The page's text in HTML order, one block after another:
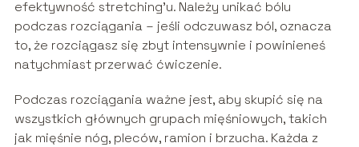
efektywność stretching’u. Należy unikać bólu
podczas rozciągania – jeśli odczuwasz ból, oznacza
to, że rozciągasz się zbyt intensywnie i powinieneś
natychmiast przerwać ćwiczenie.
Podczas rozciągania ważne jest, aby skupić się na
wszystkich głównych grupach mięśniowych, takich
jak mięśnie nóg, pleców, ramion i brzucha. Każda z